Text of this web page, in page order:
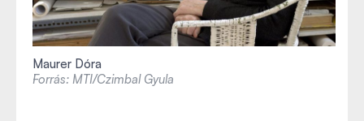
Maurer Dóra
Forrás: MTI/Czimbal Gyula